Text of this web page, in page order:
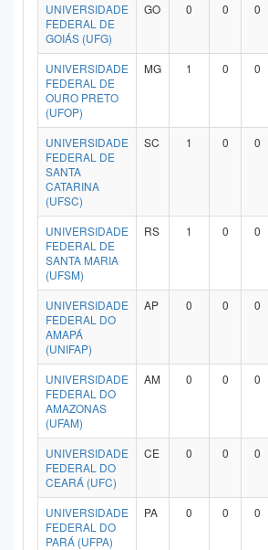
UNIVERSIDADE
FEDERAL DE
GOIÁS (UFG)
GO 0 0 0
UNIVERSIDADE
FEDERAL DE
OURO PRETO
(UFOP)
MG 1 0 0
UNIVERSIDADE
FEDERAL DE
SANTA
CATARINA
(UFSC)
SC 1 0 0
UNIVERSIDADE
FEDERAL DE
SANTA MARIA
(UFSM)
RS 1 0 0
UNIVERSIDADE
FEDERAL DO
AMAPÁ
(UNIFAP)
AP 0 0 0
UNIVERSIDADE
FEDERAL DO
AMAZONAS
(UFAM)
AM 0 0 0
UNIVERSIDADE
FEDERAL DO
CEARÁ (UFC)
CE 0 0 0
UNIVERSIDADE
FEDERAL DO
PARÁ (UFPA)
PA 0 0 0